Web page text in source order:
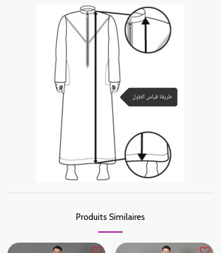
Produits Similaires